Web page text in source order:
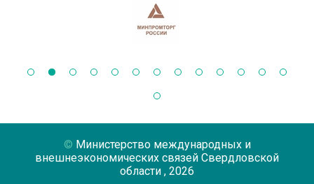
Министерство международных и
внешнеэкономических связей Свердловской
области , 2026